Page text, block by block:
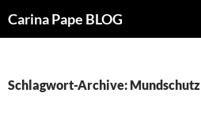
Carina Pape BLOG
Schlagwort-Archive: Mundschutz